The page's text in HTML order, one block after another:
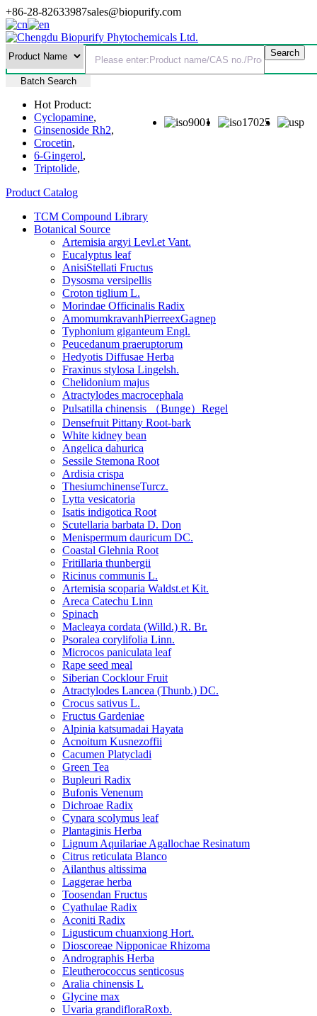
+86-28-82633987sales@biopurify.com
Batch Search
Hot Product:
Cyclopamine,
Ginsenoside Rh2,
Crocetin,
6-Gingerol,
Triptolide,
Product Catalog
TCM Compound Library
Botanical Source
Artemisia argyi Levl.et Vant.
Eucalyptus leaf
AnisiStellati Fructus
Dysosma versipellis
Croton tiglium L.
Morindae Officinalis Radix
AmomumkravanhPierreexGagnep
Typhonium giganteum Engl.
Peucedanum praeruptorum
Hedyotis Diffusae Herba
Fraxinus stylosa Lingelsh.
Chelidonium majus
Atractylodes macrocephala
Pulsatilla chinensis （Bunge）Regel
Densefruit Pittany Root-bark
White kidney bean
Angelica dahurica
Sessile Stemona Root
Ardisia crispa
ThesiumchinenseTurcz.
Lytta vesicatoria
Isatis indigotica Root
Scutellaria barbata D. Don
Menispermum dauricum DC.
Coastal Glehnia Root
Fritillaria thunbergii
Ricinus communis L.
Artemisia scoparia Waldst.et Kit.
Areca Catechu Linn
Spinach
Macleaya cordata (Willd.) R. Br.
Psoralea corylifolia Linn.
Microcos paniculata leaf
Rape seed meal
Siberian Cocklour Fruit
Atractylodes Lancea (Thunb.) DC.
Crocus sativus L.
Fructus Gardeniae
Alpinia katsumadai Hayata
Acnoitum Kusnezoffii
Cacumen Platycladi
Green Tea
Bupleuri Radix
Bufonis Venenum
Dichroae Radix
Cynara scolymus leaf
Plantaginis Herba
Lignum Aquilariae Agallochae Resinatum
Citrus reticulata Blanco
Ailanthus altissima
Laggerae herba
Toosendan Fructus
Cyathulae Radix
Aconiti Radix
Ligusticum chuanxiong Hort.
Dioscoreae Nipponicae Rhizoma
Andrographis Herba
Eleutherococcus senticosus
Aralia chinensis L
Glycine max
Uvaria grandifloraRoxb.